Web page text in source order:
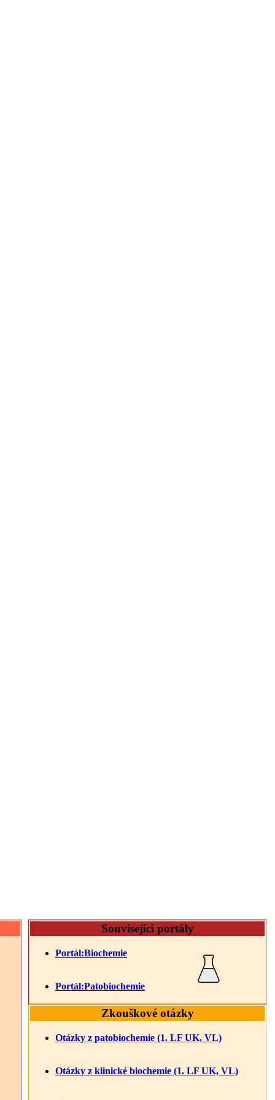
Související portály
Portál:Biochemie
Portál:Patobiochemie
Zkouškové otázky
Otázky z patobiochemie (1. LF UK, VL)
Otázky z klinické biochemie (1. LF UK, VL)